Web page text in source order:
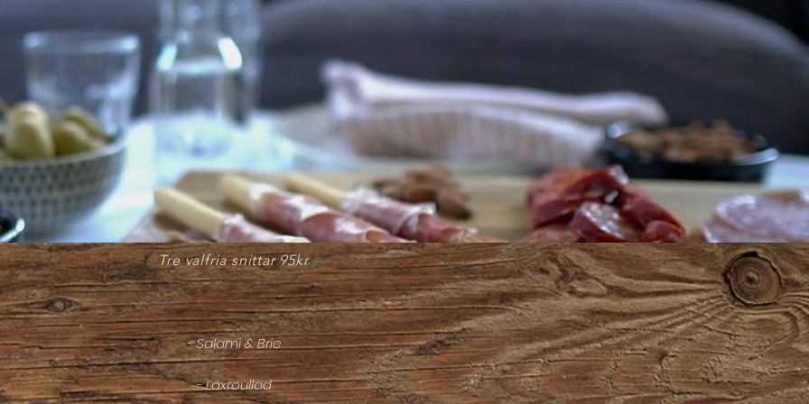
Nyvalls snittar
Tre valfria snittar 95kr
- Salami & Brie
- Laxroullad